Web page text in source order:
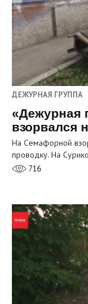
ДЕЖУРНАЯ ГРУППА
«Дежурная
взорвался
На Семафорной
проводку. На
716